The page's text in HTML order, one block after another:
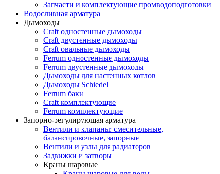
Запчасти и комплектующие промводоподготовки
Водосливная арматура
Дымоходы
Craft одностенные дымоходы
Craft двустенные дымоходы
Craft овальные дымоходы
Ferrum одностенные дымоходы
Ferrum двустенные дымоходы
Дымоходы для настенных котлов
Дымоходы Schiedel
Ferrum баки
Craft комплектующие
Ferrum комплектующие
Запорно-регулирующая арматура
Вентили и клапаны: смесительные,
балансировочные, запорные
Вентили и узлы для радиаторов
Задвижки и затворы
Краны шаровые